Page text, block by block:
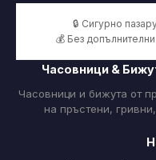
🔒 Сигурно
💰 Без допълнителни
Часовници &
Часовници и бижута от
на пръстени,